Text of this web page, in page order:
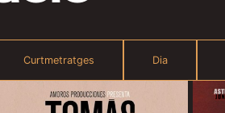
Curtmetratges Dia